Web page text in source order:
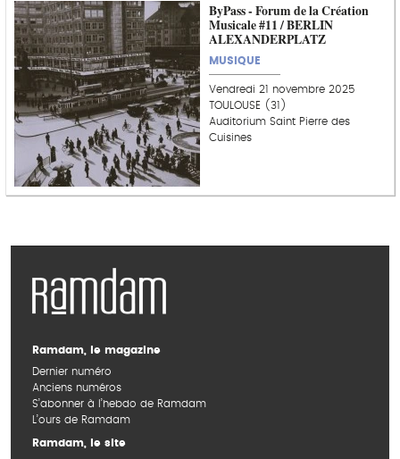
ByPass - Forum de la Création
Musicale #11 / BERLIN
ALEXANDERPLATZ
MUSIQUE
Vendredi 21 novembre 2025
TOULOUSE (31)
Auditorium Saint Pierre des
Cuisines
Ramdam, le magazine
Dernier numéro
Anciens numéros
S’abonner à l’hebdo de Ramdam
L’ours de Ramdam
Ramdam, le site